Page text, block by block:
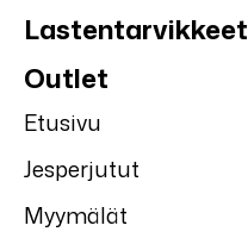
Lastentarvikkeet
Outlet
Etusivu
Jesperjutut
Myymälät